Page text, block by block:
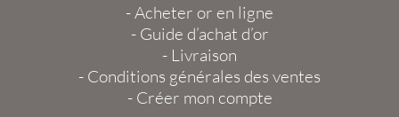
-Acheter or en ligne
- Guide d’achat d’or
- Livraison
- Conditions générales des ventes
- Créer mon compte